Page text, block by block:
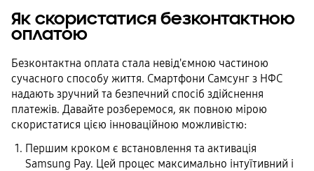
Як скористатися безконтактною
оплатою
Безконтактна оплата стала невід'ємною частиною
сучасного способу життя. Смартфони Самсунг з НФС
надають зручний та безпечний спосіб здійснення
платежів. Давайте розберемося, як повною мірою
скористатися цією інноваційною можливістю:
Першим кроком є встановлення та активація
Samsung Pay. Цей процес максимально інтуїтивний і